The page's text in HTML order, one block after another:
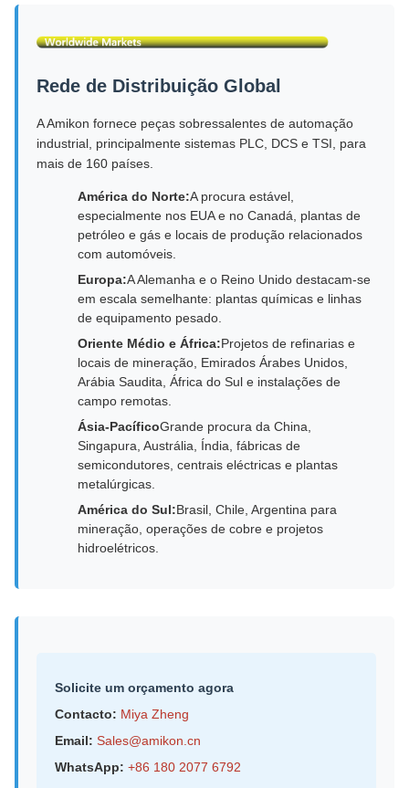
Rede de Distribuição Global
A Amikon fornece peças sobressalentes de automação
industrial, principalmente sistemas PLC, DCS e TSI, para
mais de 160 países.
América do Norte:A procura estável,
especialmente nos EUA e no Canadá, plantas de
petróleo e gás e locais de produção relacionados
com automóveis.
Europa:A Alemanha e o Reino Unido destacam-se
em escala semelhante: plantas químicas e linhas
de equipamento pesado.
Oriente Médio e África:Projetos de refinarias e
locais de mineração, Emirados Árabes Unidos,
Arábia Saudita, África do Sul e instalações de
campo remotas.
Ásia-PacíficoGrande procura da China,
Singapura, Austrália, Índia, fábricas de
semicondutores, centrais eléctricas e plantas
metalúrgicas.
América do Sul:Brasil, Chile, Argentina para
mineração, operações de cobre e projetos
hidroelétricos.
Solicite um orçamento agora
Contacto: Miya Zheng
Email: Sales@amikon.cn
WhatsApp: +86 180 2077 6792